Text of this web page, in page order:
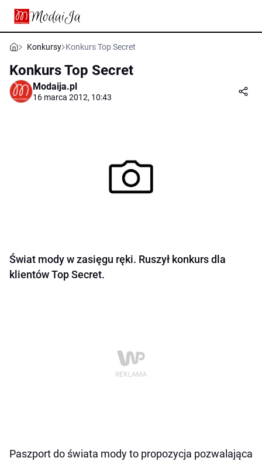
Konkursy Konkurs Top Secret
Konkurs Top Secret
Modaija.pl
16 marca 2012, 10:43
Świat mody w zasięgu ręki. Ruszył konkurs dla
klientów Top Secret.
Paszport do świata mody to propozycja pozwalająca